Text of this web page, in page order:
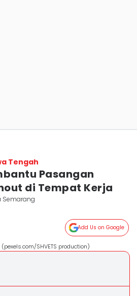
Tengah
Pasangan
di Tempat Kerja
Semarang
Add Us on Google
SHVETS production)